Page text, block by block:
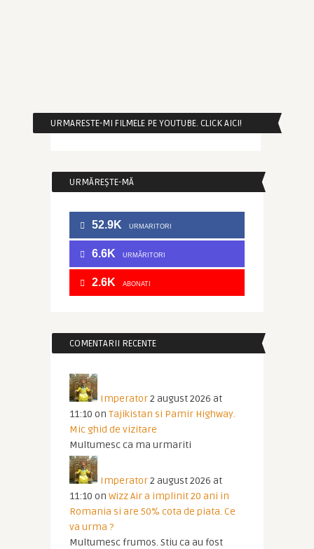
URMARESTE-MI FILMELE PE YOUTUBE. CLICK AICI!
URMĂREȘTE-MĂ
52.9K URMARITORI
6.6K URMĂRITORI
2.6K ABONATI
COMENTARII RECENTE
Imperator2 august 2026 at
11:10 on Tajikistan si Pamir Highway.
Mic ghid de vizitare
Multumesc ca ma urmariti
Imperator2 august 2026 at
11:10 on Wizz Air a implinit 20 ani in
Romania si are 50% cota de piata. Ce
va urma ?
Multumesc frumos. Stiu ca au fost